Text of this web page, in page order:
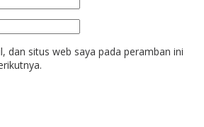
dan situs web saya pada peramban ini